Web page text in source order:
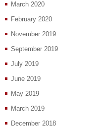
March 2020
February 2020
November 2019
September 2019
July 2019
June 2019
May 2019
March 2019
December 2018